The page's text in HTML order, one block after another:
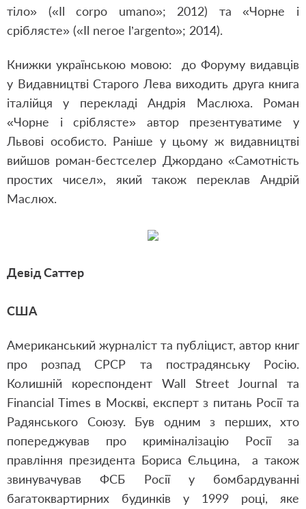
тіло» («Il corpo umano»; 2012) та «Чорне і
сріблясте» («Il neroe l’argento»; 2014).
Книжки українською мовою: до Форуму видавців
у Видавництві Старого Лева виходить друга книга
італійця у перекладі Андрія Маслюха. Роман
«Чорне і сріблясте» автор презентуватиме у
Львові особисто. Раніше у цьому ж видавництві
вийшов роман-бестселер Джордано «Самотність
простих чисел», який також переклав Андрій
Маслюх.
Девід Саттер
США
Американський журналіст та публіцист, автор книг
про розпад СРСР та пострадянську Росію.
Колишній кореспондент Wall Street Journal та
Financial Times в Москві, експерт з питань Росії та
Радянського Союзу. Був одним з перших, хто
попереджував про криміналізацію Росії за
правління президента Бориса Єльцина, а також
звинувачував ФСБ Росії у бомбардуванні
багатоквартирних будинків у 1999 році, яке